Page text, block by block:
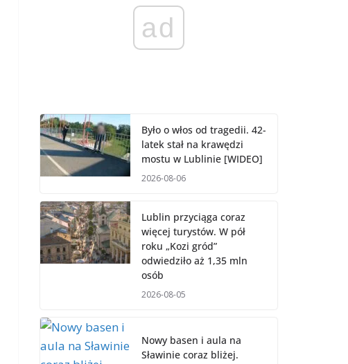
ad
Było o włos od tragedii. 42-
latek stał na krawędzi
mostu w Lublinie [WIDEO]
2026-08-06
Lublin przyciąga coraz
więcej turystów. W pół
roku „Kozi gród”
odwiedziło aż 1,35 mln
osób
2026-08-05
Nowy basen i aula na
Sławinie coraz bliżej.